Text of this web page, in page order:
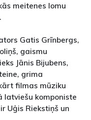
meitenes lomu
Gatis Grīnbergs,
gaismu
Jānis Bijubens,
grima
filmas mūziku
latviešu komponiste
Uģis Riekstiņš un